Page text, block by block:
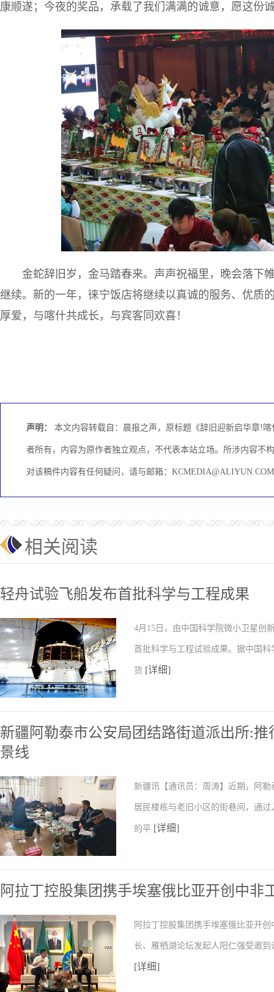
康顺遂；今夜的奖品，承载了我们满满的诚意，愿这份
金蛇辞旧岁，金马踏春来。声声祝福里，晚会落下
继续。新的一年，徕宁饭店将继续以真诚的服务、优质
厚爱，与喀什共成长，与宾客同欢喜！
声明： 本文内容转载自：晨报之声，原标题《辞旧迎新启华章!
者所有，内容为原作者独立观点，不代表本站立场。所涉内容不
对该稿件内容有任何疑问，请与邮箱：
相关阅读
轻舟试验飞船发布首批科学与工程成果
4月15日，由中国科学院微小卫星创
首批科学与工程试验成果。据中国
货 [详细]
新疆阿勒泰市公安局团结路街道派出所:推
景线
新疆讯【通讯员：周涛】近期，阿
居民楼栋与老旧小区的街巷间，通
的平 [详细]
阿拉丁控股集团携手埃塞俄比亚开创中非
阿拉丁控股集团携手埃塞俄比亚开
长、雁栖湖论坛发起人阳仁强受邀
[详细]